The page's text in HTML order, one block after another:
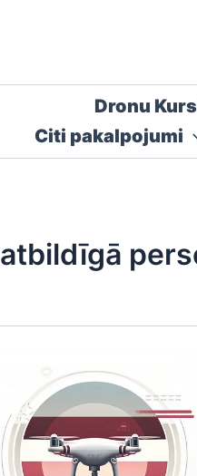
Dronu
Citi pakalpojumi
atbildīgā